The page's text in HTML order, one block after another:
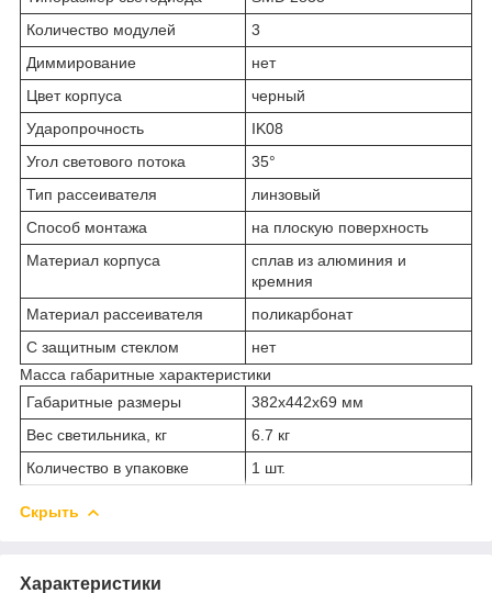
Количество модулей
3
Диммирование
нет
Цвет корпуса
черный
Ударопрочность
IK08
Угол светового потока
35°
Тип рассеивателя
линзовый
Способ монтажа
на плоскую поверхность
Материал корпуса
сплав из алюминия и
кремния
Материал рассеивателя
поликарбонат
С защитным стеклом
нет
Масса габаритные характеристики
Габаритные размеры
382х442х69 мм
Вес светильника, кг
6.7 кг
Количество в упаковке
1 шт.
Скрыть
Характеристики